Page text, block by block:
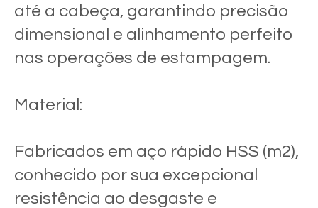
até a cabeça, garantindo precisão
dimensional e alinhamento perfeito
nas operações de estampagem.
Material:
Fabricados em aço rápido HSS (m2),
conhecido por sua excepcional
resistência ao desgaste e